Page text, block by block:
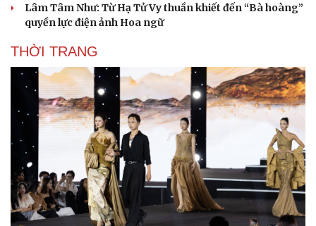
Lâm Tâm Như: Từ Hạ Tử Vy thuần khiết đến “Bà hoàng”
quyền lực điện ảnh Hoa ngữ
THỜI TRANG